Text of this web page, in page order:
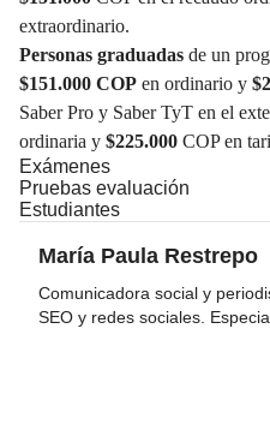
extraordinario.
Personas graduadas de un
$151.000 COP en ordinario y
Saber Pro y Saber TyT en el
ordinaria y $225.000 COP en
Exámenes
Pruebas evaluación
Estudiantes
María Paula Restrepo
Comunicadora social y
SEO y redes sociales.